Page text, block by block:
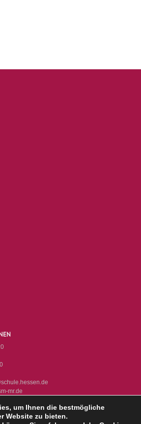
mr.de
um Ihnen die bestmögliche
Website zu bieten.